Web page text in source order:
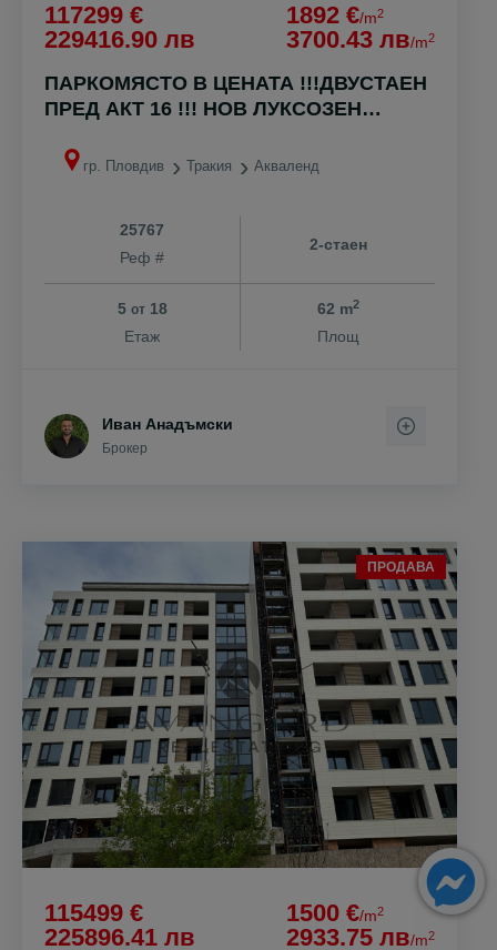
117299 €
229416.90 лв
1892 €/m2
3700.43 лв/m2
ПАРКОМЯСТО В ЦЕНАТА !!!ДВУСТАЕН
ПРЕД АКТ 16 !!! НОВ ЛУКСОЗЕН
гр. Пловдив Тракия Акваленд
25767
Реф #
2-стаен
5 от18
Етаж
62 m2
Площ
Иван Анадъмски
Брокер
ПРОДАВА
115499 €
225896.41 лв
1500 €/m2
2933.75 лв/m2